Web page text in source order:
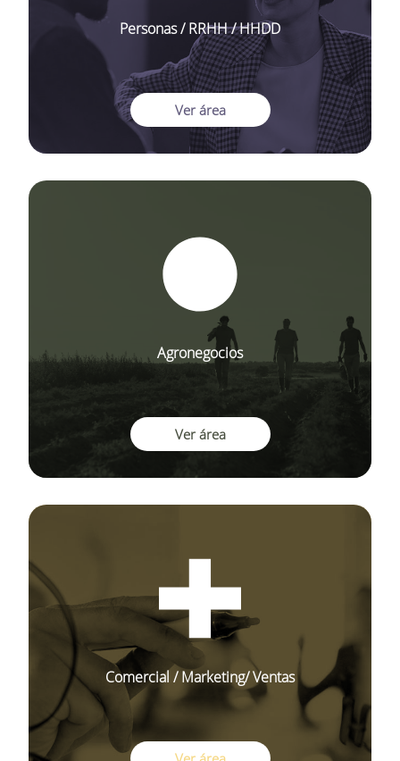
Personas / RRHH / HHDD
Ver área
Agronegocios
Ver área
Comercial / Marketing/ Ventas